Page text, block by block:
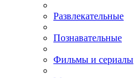
Развлекательные
Познавательные
Фильмы и сериалы